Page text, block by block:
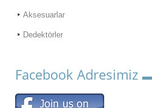
Aksesuarlar
Dedektörler
Facebook Adresimiz